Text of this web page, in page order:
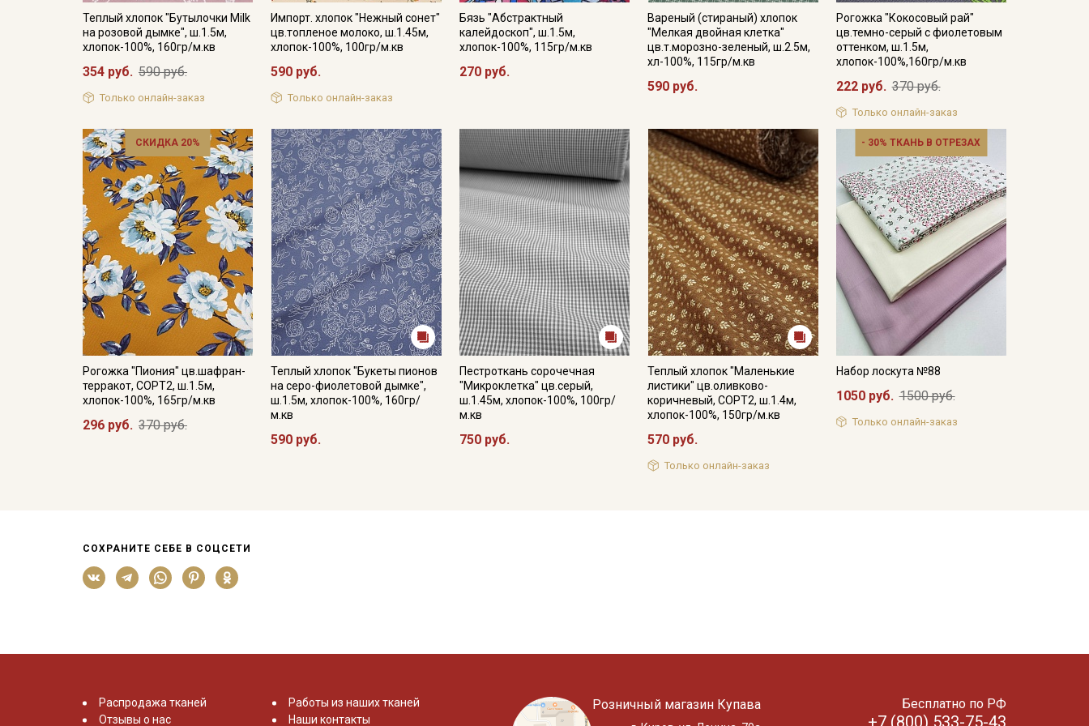
Теплый хлопок "Бутылочки Milk
на розовой дымке", ш.1.5м,
хлопок-100%, 160гр/м.кв
354 руб. 590 руб.
Только онлайн-заказ
Импорт. хлопок "Нежный сонет"
цв.топленое молоко, ш.1.45м,
хлопок-100%, 100гр/м.кв
590 руб.
Только онлайн-заказ
Бязь "Абстрактный
калейдоскоп", ш.1.5м,
хлопок-100%, 115гр/м.кв
270 руб.
Вареный (стираный) хлопок
"Мелкая двойная клетка"
цв.т.морозно-зеленый, ш.2.5м,
хл-100%, 115гр/м.кв
590 руб.
Рогожка "Кокосовый рай"
цв.темно-серый с фиолетовым
оттенком, ш.1.5м,
хлопок-100%,160гр/м.кв
222 руб. 370 руб.
Только онлайн-заказ
СКИДКА 20%
Рогожка "Пиония" цв.шафран-
терракот, СОРТ2, ш.1.5м,
хлопок-100%, 165гр/м.кв
296 руб. 370 руб.
Теплый хлопок "Букеты пионов
на серо-фиолетовой дымке",
ш.1.5м, хлопок-100%, 160гр/
м.кв
590 руб.
Пестроткань сорочечная
"Микроклетка" цв.серый,
ш.1.45м, хлопок-100%, 100гр/
м.кв
750 руб.
Теплый хлопок "Маленькие
листики" цв.оливково-
коричневый, СОРТ2, ш.1.4м,
хлопок-100%, 150гр/м.кв
570 руб.
Только онлайн-заказ
- 30% ТКАНЬ В ОТРЕЗАХ
Набор лоскута №88
1050 руб. 1500 руб.
Только онлайн-заказ
СОХРАНИТЕ СЕБЕ В СОЦСЕТИ
Распродажа тканей
Отзывы о нас
Работы из наших тканей
Наши контакты
Розничный магазин Купава Бесплатно по РФ
+7 (800) 533-75-43